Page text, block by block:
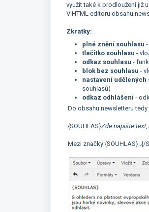
využít také k prodloužení již
V HTML editoru obsahu
Zkratky:
plné znění souhlasu
tlačítko souhlasu -
odkaz souhlasu -
blok bez souhlasu -
nastavení udělených
souhlasů)
odkaz odhlášení -
Do obsahu newsletteru
{SOUHLAS}Zde napište text,
Mezi značky